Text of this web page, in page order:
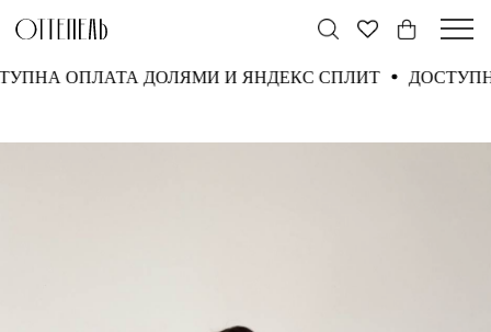
ОПЛАТА ДОЛЯМИ И ЯНДЕКС СПЛИТ